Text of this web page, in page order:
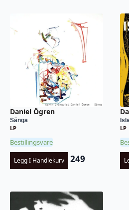
Daniel Ögren
Sånga
LP
Bestillingsvare
Legg I Handlekurv 249
LP